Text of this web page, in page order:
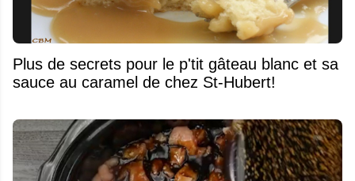
Plus de secrets pour le p'tit gâteau blanc et sa
sauce au caramel de chez St-Hubert!